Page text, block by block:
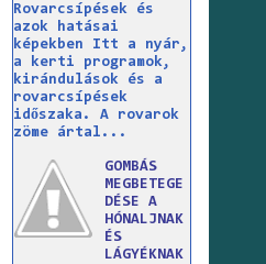
Rovarcsípések és
azok hatásai
képekben Itt a nyár,
a kerti programok,
kirándulások és a
rovarcsípések
időszaka. A rovarok
zöme ártal...
GOMBÁS
MEGBETEGE
DÉSE A
HÓNALJNAK
ÉS
LÁGYÉKNAK